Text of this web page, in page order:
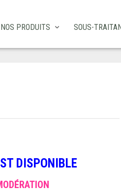
NOS PRODUITS SOUS-
DISPONIBLE